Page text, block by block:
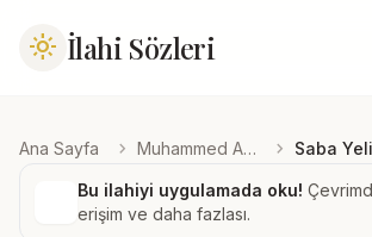
light_mode İlahi Sözleri
Ana Sayfa chevron_right Muhammed Ali Oğuz chevron_right Saba Yeli
Bu ilahiyi uygulamada oku!
erişim ve daha fazlası.